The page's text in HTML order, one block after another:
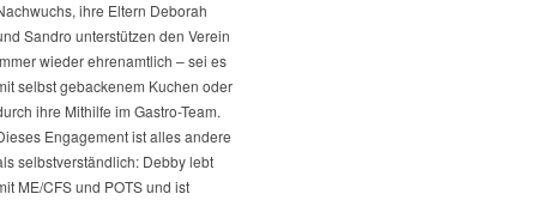
ihre Eltern Deborah
Sandro unterstützen den Verein
wieder ehrenamtlich – sei es
selbst gebackenem Kuchen oder
ihre Mithilfe im Gastro-Team.
Engagement ist alles andere
selbstverständlich: Debby lebt
ME/CFS und POTS und ist